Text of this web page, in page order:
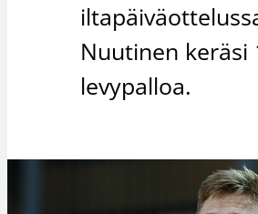
Nuutinen keräsi
levypalloa.